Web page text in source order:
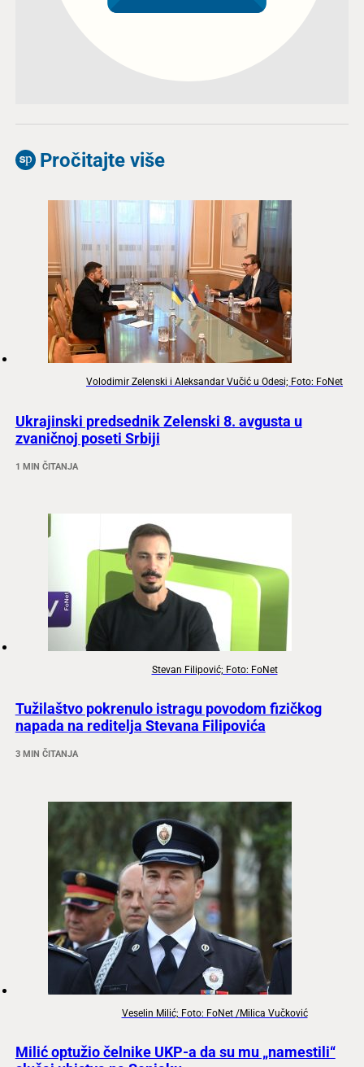
Pročitajte više
Volodimir Zelenski i Aleksandar Vučić u Odesi; Foto: FoNet
Ukrajinski predsednik Zelenski 8. avgusta u
zvaničnoj poseti Srbiji
1 MIN ČITANJA
Stevan Filipović; Foto: FoNet
Tužilaštvo pokrenulo istragu povodom fizičkog
napada na reditelja Stevana Filipovića
3 MIN ČITANJA
Veselin Milić; Foto: FoNet /Milica Vučković
Milić optužio čelnike UKP-a da su mu „namestili“